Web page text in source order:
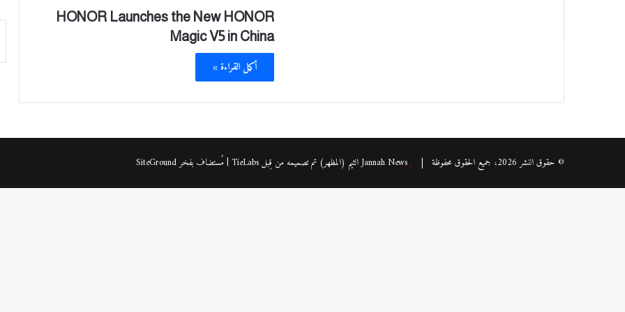
HONOR Launches the New HONOR
Magic V5 in China
أكمل القراءة »
© حقوق النشر 2026، جميع الحقوق محفوظة | Jannah News الثيم (المظهر) تم تصميمه من قِبل TieLabs | مُستضاف بفخرSiteGround